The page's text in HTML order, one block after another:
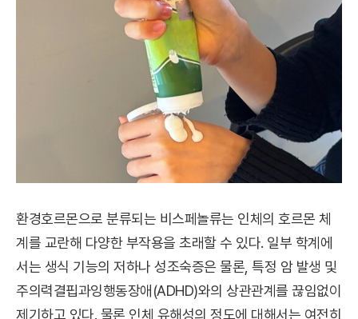
환경호르몬으로 분류되는 비스페놀류는 인체의 호르몬 체
계를 교란해 다양한 부작용을 초래할 수 있다. 일부 학계에
서는 생식 기능의 저하나 성조숙증은 물론, 특정 암 발생 및
주의력결핍과잉행동장애(ADHD)와의 상관관계를 끊임없이
제기하고 있다. 물론 인체 유해성의 정도에 대해서는 여전히